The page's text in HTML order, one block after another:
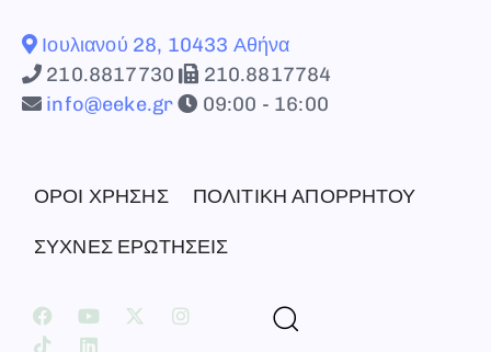
Ιουλιανού 28, 10433 Αθήνα
210.8817730
210.8817784
info@eeke.gr
09:00 - 16:00
ΟΡΟΙ ΧΡΗΣΗΣ ΠΟΛΙΤΙΚΗ ΑΠΟΡΡΗΤΟΥ
ΣΥΧΝΕΣ ΕΡΩΤΗΣΕΙΣ